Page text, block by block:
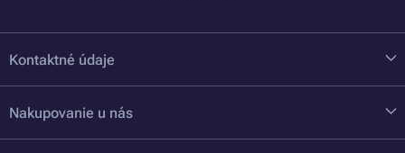
Kontaktné údaje
Nakupovanie u nás